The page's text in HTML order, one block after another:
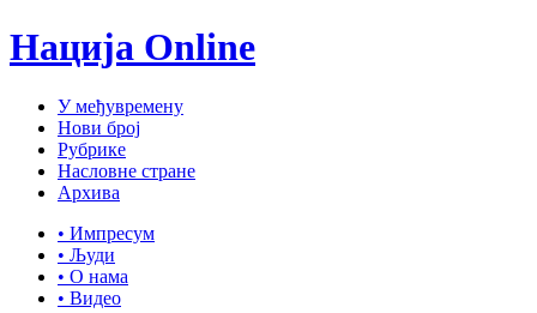
Нација Online
У међувремену
Нови број
Рубрике
Насловне стране
Архива
• Импресум
• Људи
• О нама
• Видео